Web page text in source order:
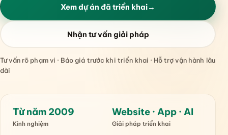
Xem dự án đã triển khai→
Nhận tư vấn giải pháp
Tư vấn rõ phạm vi · Báo giá trước khi triển khai · Hỗ trợ vận hành lâu
dài
Từ năm 2009
Kinh nghiệm
Website · App · AI
Giải pháp triển khai